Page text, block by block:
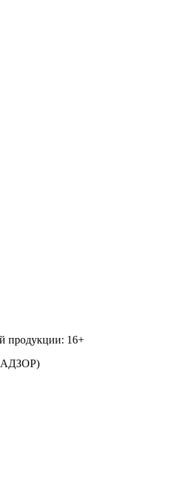
продукции: 16+